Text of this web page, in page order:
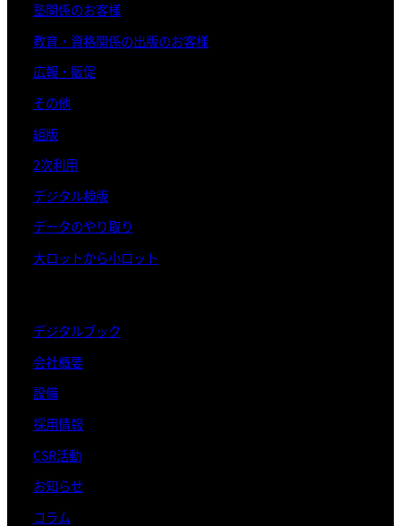
塾関係のお客様
教育・資格関係の出版のお客様
広報・販促
その他
組版
2次利用
デジタル検版
データのやり取り
大ロットから小ロット
デジタルブック
会社概要
設備
採用情報
CSR活動
お知らせ
コラム